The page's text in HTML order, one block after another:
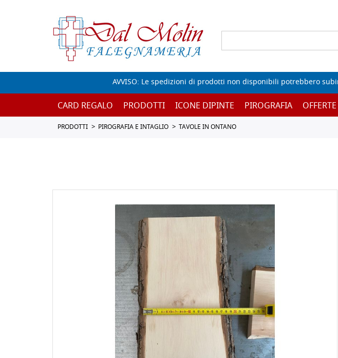
AVVISO: Le spedizioni di prodotti non disponibili potrebbero
CARD REGALO PRODOTTI ICONE DIPINTE PIROGRAFIA OFFERTE
PRODOTTI PIROGRAFIA E INTAGLIO TAVOLE IN ONTANO